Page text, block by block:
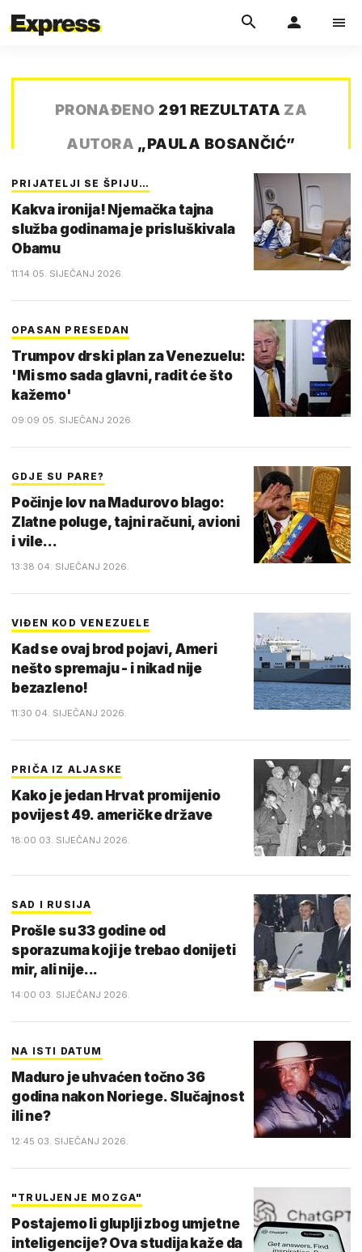
PRONAĐENO 291 REZULTATA ZA
AUTORA „PAULA BOSANČIĆ”
PRIJATELJI SE ŠPIJU…
Kakva ironija! Njemačka tajna
služba godinama je prisluškivala
Obamu
11:14 05. SIJEČANJ 2026.
OPASAN PRESEDAN
Trumpov drski plan za Venezuelu:
'Mi smo sada glavni, radit će što
kažemo'
09:09 05. SIJEČANJ 2026.
GDJE SU PARE?
Počinje lov na Madurovo blago:
Zlatne poluge, tajni računi, avioni
i vile...
13:38 04. SIJEČANJ 2026.
VIĐEN KOD VENEZUELE
Kad se ovaj brod pojavi, Ameri
nešto spremaju - i nikad nije
bezazleno!
11:30 04. SIJEČANJ 2026.
PRIČA IZ ALJASKE
Kako je jedan Hrvat promijenio
povijest 49. američke države
18:00 03. SIJEČANJ 2026.
SAD I RUSIJA
Prošle su 33 godine od
sporazuma koji je trebao donijeti
mir, ali nije...
14:00 03. SIJEČANJ 2026.
NA ISTI DATUM
Maduro je uhvaćen točno 36
godina nakon Noriege. Slučajnost
ili ne?
12:45 03. SIJEČANJ 2026.
"TRULJENJE MOZGA"
Postajemo li gluplji zbog umjetne
inteligencije? Ova studija kaže da